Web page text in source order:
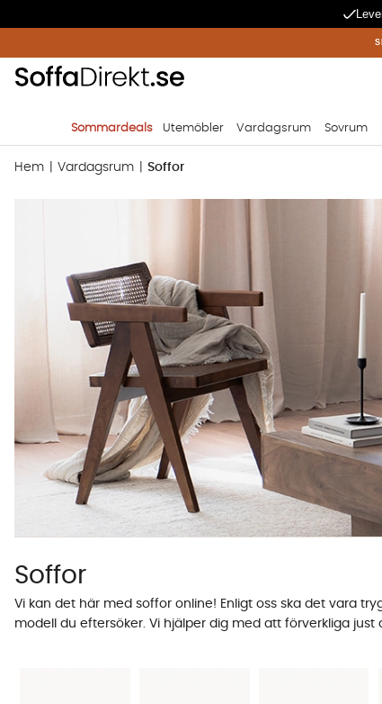
Sommardeals Utemöbler Vardagsrum Sovrum
Hem Vardagsrum Soffor
Soffor
Vi kan det här med soffor online! Enligt oss ska det vara
modell du eftersöker. Vi hjälper dig med att förverkliga
för oss är att du verkligen hittar en som passar din stil. Du